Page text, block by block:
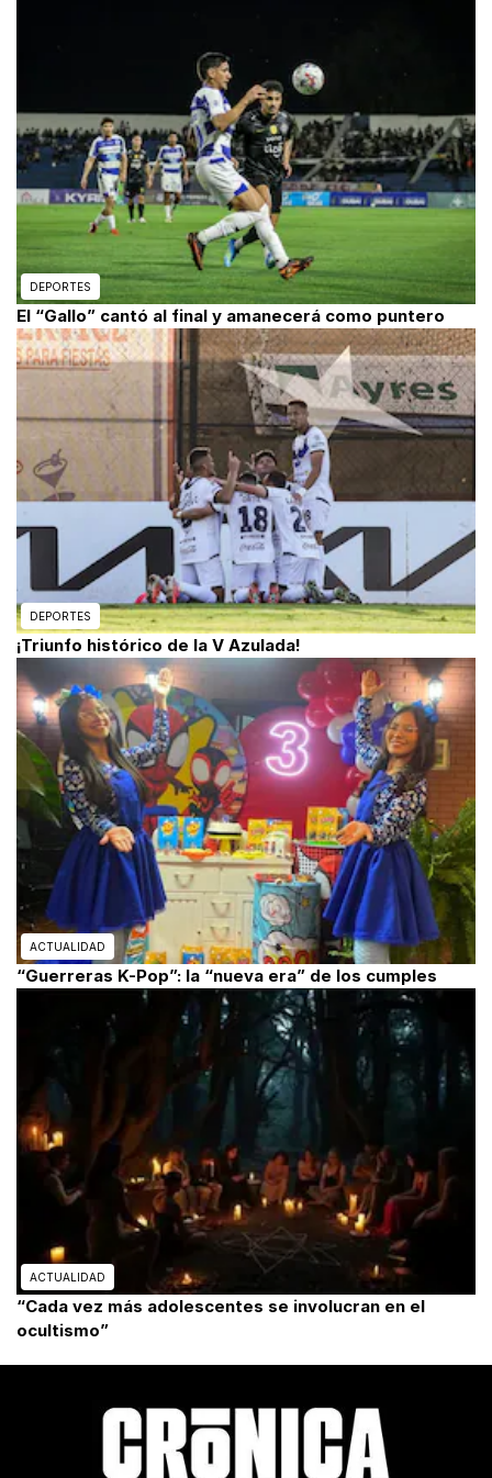
DEPORTES
El “Gallo” cantó al final y amanecerá como puntero
DEPORTES
¡Triunfo histórico de la V Azulada!
ACTUALIDAD
“Guerreras K-Pop”: la “nueva era” de los cumples
ACTUALIDAD
“Cada vez más adolescentes se involucran en el
ocultismo”